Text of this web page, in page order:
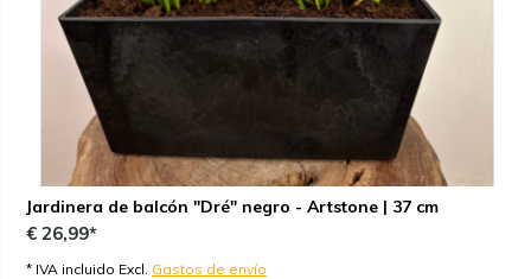
Jardinera de balcón "Dré" negro - Artstone | 37 cm
€ 26,99*
* IVA incluido Excl. Gastos de envío